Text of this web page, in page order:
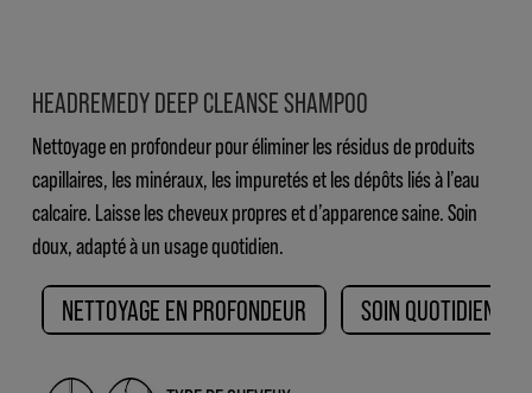
HEADREMEDY DEEP CLEANSE SHAMPOO
Nettoyage en profondeur pour éliminer les résidus de produits
capillaires, les minéraux, les impuretés et les dépôts liés à l’eau
calcaire. Laisse les cheveux propres et d’apparence saine. Soin
doux, adapté à un usage quotidien.
NETTOYAGE EN PROFONDEUR SOIN QUOTIDIEN